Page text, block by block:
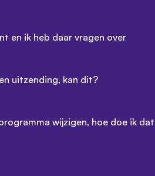
en ik heb daar vragen over
uitzending, kan dit?
wijzigen, hoe doe ik